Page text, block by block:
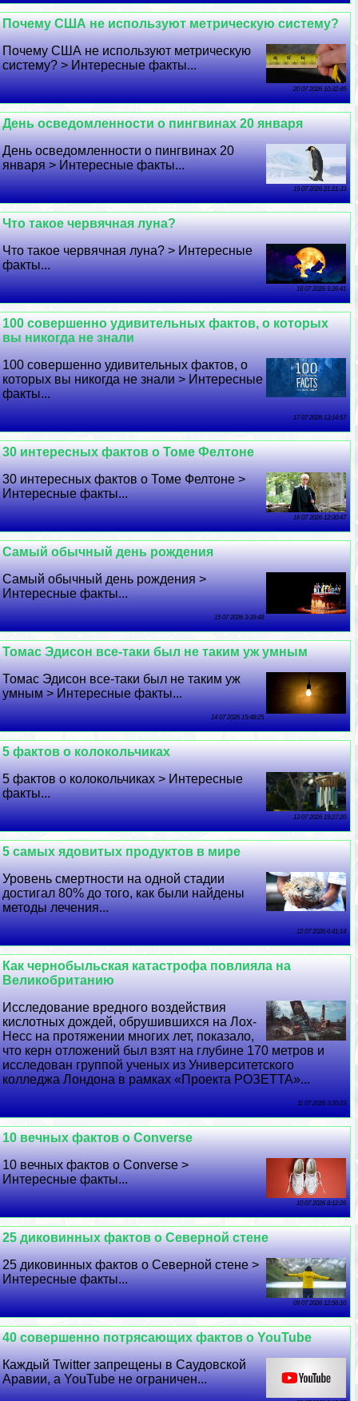
Почему США не используют метрическую систему?
Почему США не используют метрическую
систему? > Интересные факты...
20 07 2026 10:32:45
День осведомленности о пингвинах 20 января
День осведомленности о пингвинах 20
января > Интересные факты...
19 07 2026 21:21:33
Что такое червячная луна?
Что такое червячная луна? > Интересные
факты...
18 07 2026 9:26:41
100 совершенно удивительных фактов, о которых
вы никогда не знали
100 совершенно удивительных фактов, о
которых вы никогда не знали > Интересные
факты...
17 07 2026 13:14:57
30 интересных фактов о Томе Фелтоне
30 интересных фактов о Томе Фелтоне >
Интересные факты...
16 07 2026 12:30:47
Самый обычный день рождения
Самый обычный день рождения >
Интересные факты...
15 07 2026 3:39:48
Томас Эдисон все-таки был не таким уж умным
Томас Эдисон все-таки был не таким уж
умным > Интересные факты...
14 07 2026 15:48:25
5 фактов о колокольчиках
5 фактов о колокольчиках > Интересные
факты...
13 07 2026 19:27:20
5 самых ядовитых продуктов в мире
Уровень cмepтности на одной стадии
достигал 80% до того, как были найдены
методы лечения...
12 07 2026 6:41:14
Как чернобыльская катастрофа повлияла на
Великобританию
Исследование вредного воздействия
кислотных дождей, обрушившихся на Лох-
Несс на протяжении многих лет, показало,
что керн отложений был взят на глубине 170 метров и
исследован группой ученых из Университетского
колледжа Лондона в рамках «Проекта РОЗЕТТА»...
11 07 2026 3:20:23
10 вечных фактов о Converse
10 вечных фактов о Converse >
Интересные факты...
10 07 2026 8:12:26
25 диковинных фактов о Северной стене
25 диковинных фактов о Северной стене >
Интересные факты...
09 07 2026 12:56:10
40 совершенно потрясающих фактов о YouTube
Каждый Twitter запрещены в Саудовской
Аравии, а YouTube не ограничен...